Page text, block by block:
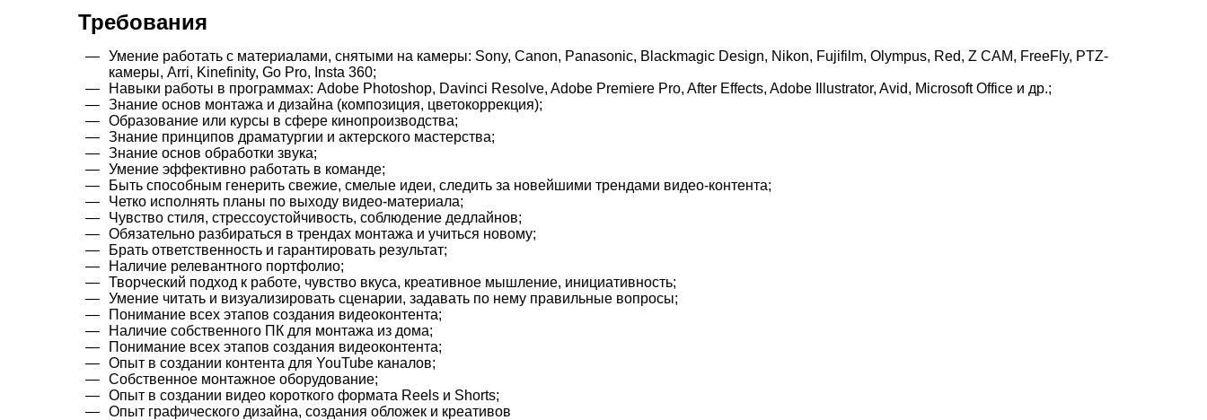
Требования
Умение работать с материалами, снятыми на камеры: Sony, Canon, Panasonic, Blackmagic Design, Nikon, Fujifilm, Olympus, Red, Z CAM, FreeFly, PTZ-
камеры, Arri, Kinefinity, Go Pro, Insta 360;
Навыки работы в программах: Adobe Photoshop, Davinci Resolve, Adobe Premiere Pro, After Effects, Adobe Illustrator, Avid, Microsoft Office и др.;
Знание основ монтажа и дизайна (композиция, цветокоррекция);
Образование или курсы в сфере кинопроизводства;
Знание принципов драматургии и актерского мастерства;
Знание основ обработки звука;
Умение эффективно работать в команде;
Быть способным генерить свежие, смелые идеи, следить за новейшими трендами видео-контента;
Четко исполнять планы по выходу видео-материала;
Чувство стиля, стрессоустойчивость, соблюдение дедлайнов;
Обязательно разбираться в трендах монтажа и учиться новому;
Брать ответственность и гарантировать результат;
Наличие релевантного портфолио;
Творческий подход к работе, чувство вкуса, креативное мышление, инициативность;
Умение читать и визуализировать сценарии, задавать по нему правильные вопросы;
Понимание всех этапов создания видеоконтента;
Наличие собственного ПК для монтажа из дома;
Понимание всех этапов создания видеоконтента;
Опыт в создании контента для YouTube каналов;
Собственное монтажное оборудование;
Опыт в создании видео короткого формата Reels и Shorts;
Опыт графического дизайна, создания обложек и креативов